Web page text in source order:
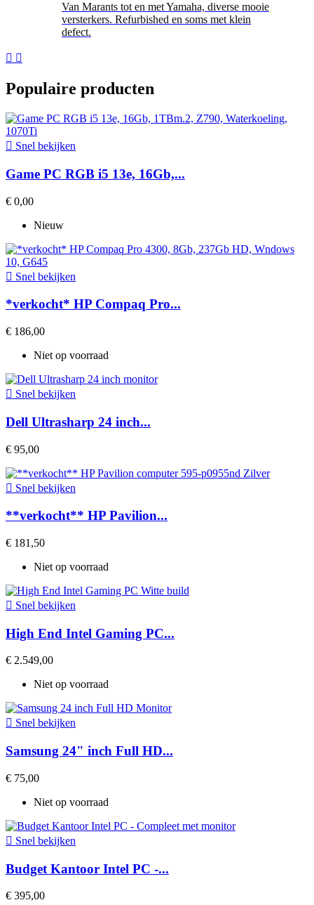
Van Marants tot en met Yamaha, diverse mooie
versterkers. Refurbished en soms met klein
defect.
 
Populaire producten
 Snel bekijken
Game PC RGB i5 13e, 16Gb,...
€ 0,00
Nieuw
 Snel bekijken
*verkocht* HP Compaq Pro...
€ 186,00
Niet op voorraad
 Snel bekijken
Dell Ultrasharp 24 inch...
€ 95,00
 Snel bekijken
**verkocht** HP Pavilion...
€ 181,50
Niet op voorraad
 Snel bekijken
High End Intel Gaming PC...
€ 2.549,00
Niet op voorraad
 Snel bekijken
Samsung 24" inch Full HD...
€ 75,00
Niet op voorraad
 Snel bekijken
Budget Kantoor Intel PC -...
€ 395,00